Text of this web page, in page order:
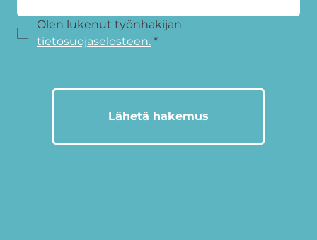
tietosuojaselosteen. *
Lähetä hakemus